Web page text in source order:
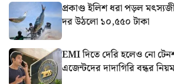
প্রকাণ্ড ইলিশ ধরা পড়ল
দর উঠলো ১০,৫৫০ টাকা
EMI দিতে দেরি হলেও নো
এজেন্টদের দাদাগিরি বন্ধর